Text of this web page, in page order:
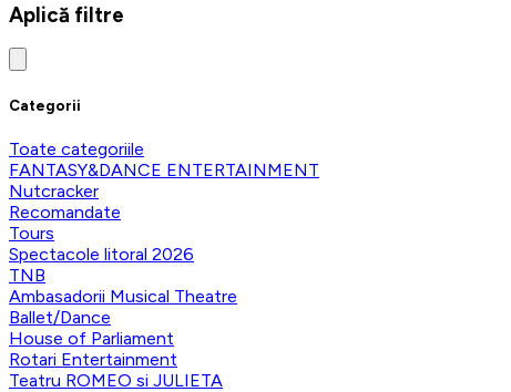
Aplică filtre
Categorii
Toate categoriile
FANTASY&DANCE ENTERTAINMENT
Nutcracker
Recomandate
Tours
Spectacole litoral 2026
TNB
Ambasadorii Musical Theatre
Ballet/Dance
House of Parliament
Rotari Entertainment
Teatru ROMEO si JULIETA